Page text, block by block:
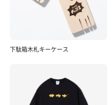
下駄箱木札キーケース